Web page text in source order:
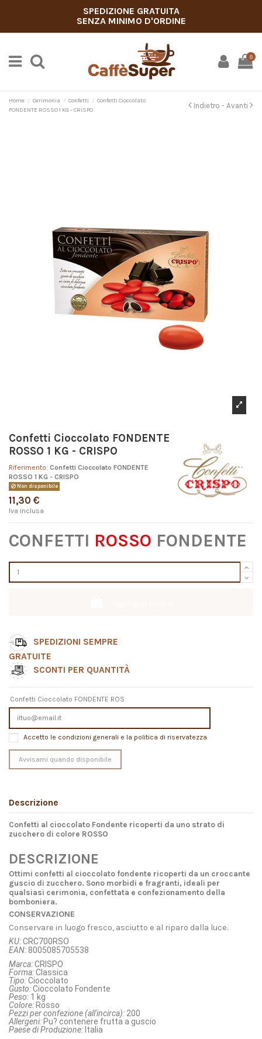
SPEDIZIONE GRATUITA
SENZA MINIMO D'ORDINE
0
Home Cerimonia Confetti
Confetti Cioccolato
FONDENTE ROSSO 1 KG - CRISPO
Indietro - Avanti
Confetti Cioccolato FONDENTE
ROSSO 1 KG - CRISPO
Riferimento: Confetti Cioccolato FONDENTE
ROSSO 1 KG - CRISPO
Non disponibile
11,30 €
Iva inclusa
CONFETTI ROSSO FONDENTE
SPEDIZIONI SEMPRE
GRATUITE
SCONTI PER QUANTITÀ
Confetti Cioccolato FONDENTE ROS
Accetto le condizioni generali e la politica di riservatezza
Descrizione
Confetti al cioccolato Fondente ricoperti da uno strato di
zucchero di colore ROSSO
DESCRIZIONE
Ottimi confetti al cioccolato fondente ricoperti da un croccante
guscio di zucchero. Sono morbidi e fragranti, ideali per
qualsiasi cerimonia, confettata e confezionamento della
bomboniera.
CONSERVAZIONE
Conservare in luogo fresco, asciutto e al riparo dalla luce.
KU:CRC700RSO
EAN: 8005085705538
Marca:CRISPO
Forma:Classica
Tipo:Cioccolato
Gusto:Cioccolato Fondente
Peso: 1 kg
Colore: Rosso
Pezzi per confezione (all'incirca): 200
Allergeni: Pu? contenere frutta a guscio
Paese di Produzione: Italia